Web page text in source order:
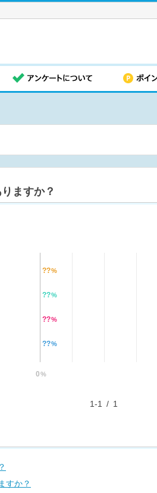
ますか？
??%
??%
??%
??%
0%
1-1 / 1
すか？